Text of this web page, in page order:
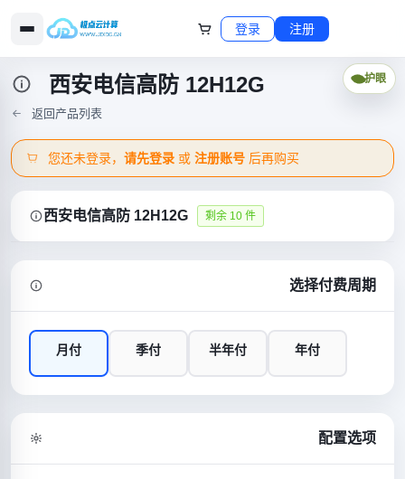
登录 注册
西安电信高防 12H12G
返回产品列表
您还未登录，请先登录 或注册账号 后再购买
西安电信高防 12H12G 剩余 10 件
选择付费周期
月付 季付 半年付 年付
配置选项
护眼